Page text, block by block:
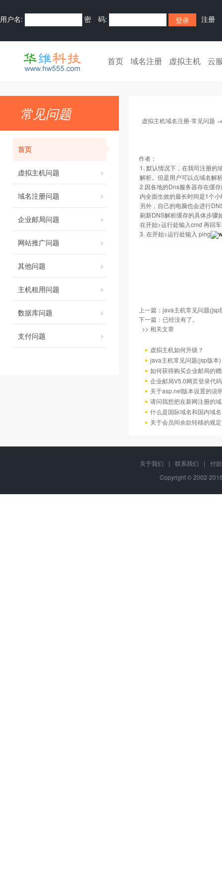
用户名: 密 码: 注册
首页 域名注册 虚拟主机 云
常见问题
首页
虚拟主机问题
域名注册问题
企业邮局问题
网站推广问题
其他问题
主机租用问题
数据库问题
支付问题
虚拟主机域名注册-常见问题
作者：
1. 默认情况下，在我司注册的
解析。但是用户可以点域名解
2.因各地的Dns服务器存在缓
内全面生效的最长时间是1个
另外，自己的电脑也会进行
刷新DNS解析缓存的具体步骤
在开始>运行处输入cmd 再回
3. 在开始>运行处输入 ping
上一篇： java主机常见问题(jsp
下一篇：已经没有了。
>> 相关文章
虚拟主机如何升级？
java主机常见问题(jsp版本)
如何获得购买企业邮局的
企业邮局V5.0网页登录代码
关于asp.net版本设置的说
请问我想把在新网注册的
什么是国际域名和国内域
关于会员间余款转移的规定
关于我们 | 联系我们 |
付
Copyright © 2002-